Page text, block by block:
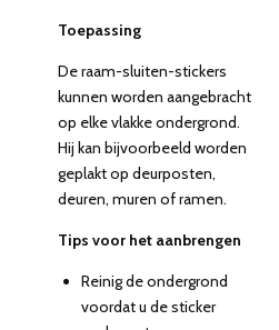
Toepassing
De raam-sluiten-stickers
kunnen worden aangebracht
op elke vlakke ondergrond.
Hij kan bijvoorbeeld worden
geplakt op deurposten,
deuren, muren of ramen.
Tips voor het aanbrengen
Reinig de ondergrond
voordat u de sticker